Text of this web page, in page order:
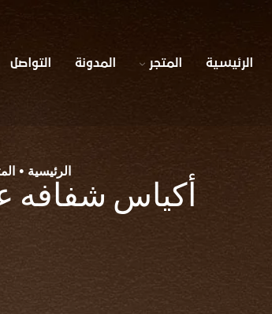
الرئيسية المتجر المدونة التواصل
الرئيسية •
أكياس شفافه